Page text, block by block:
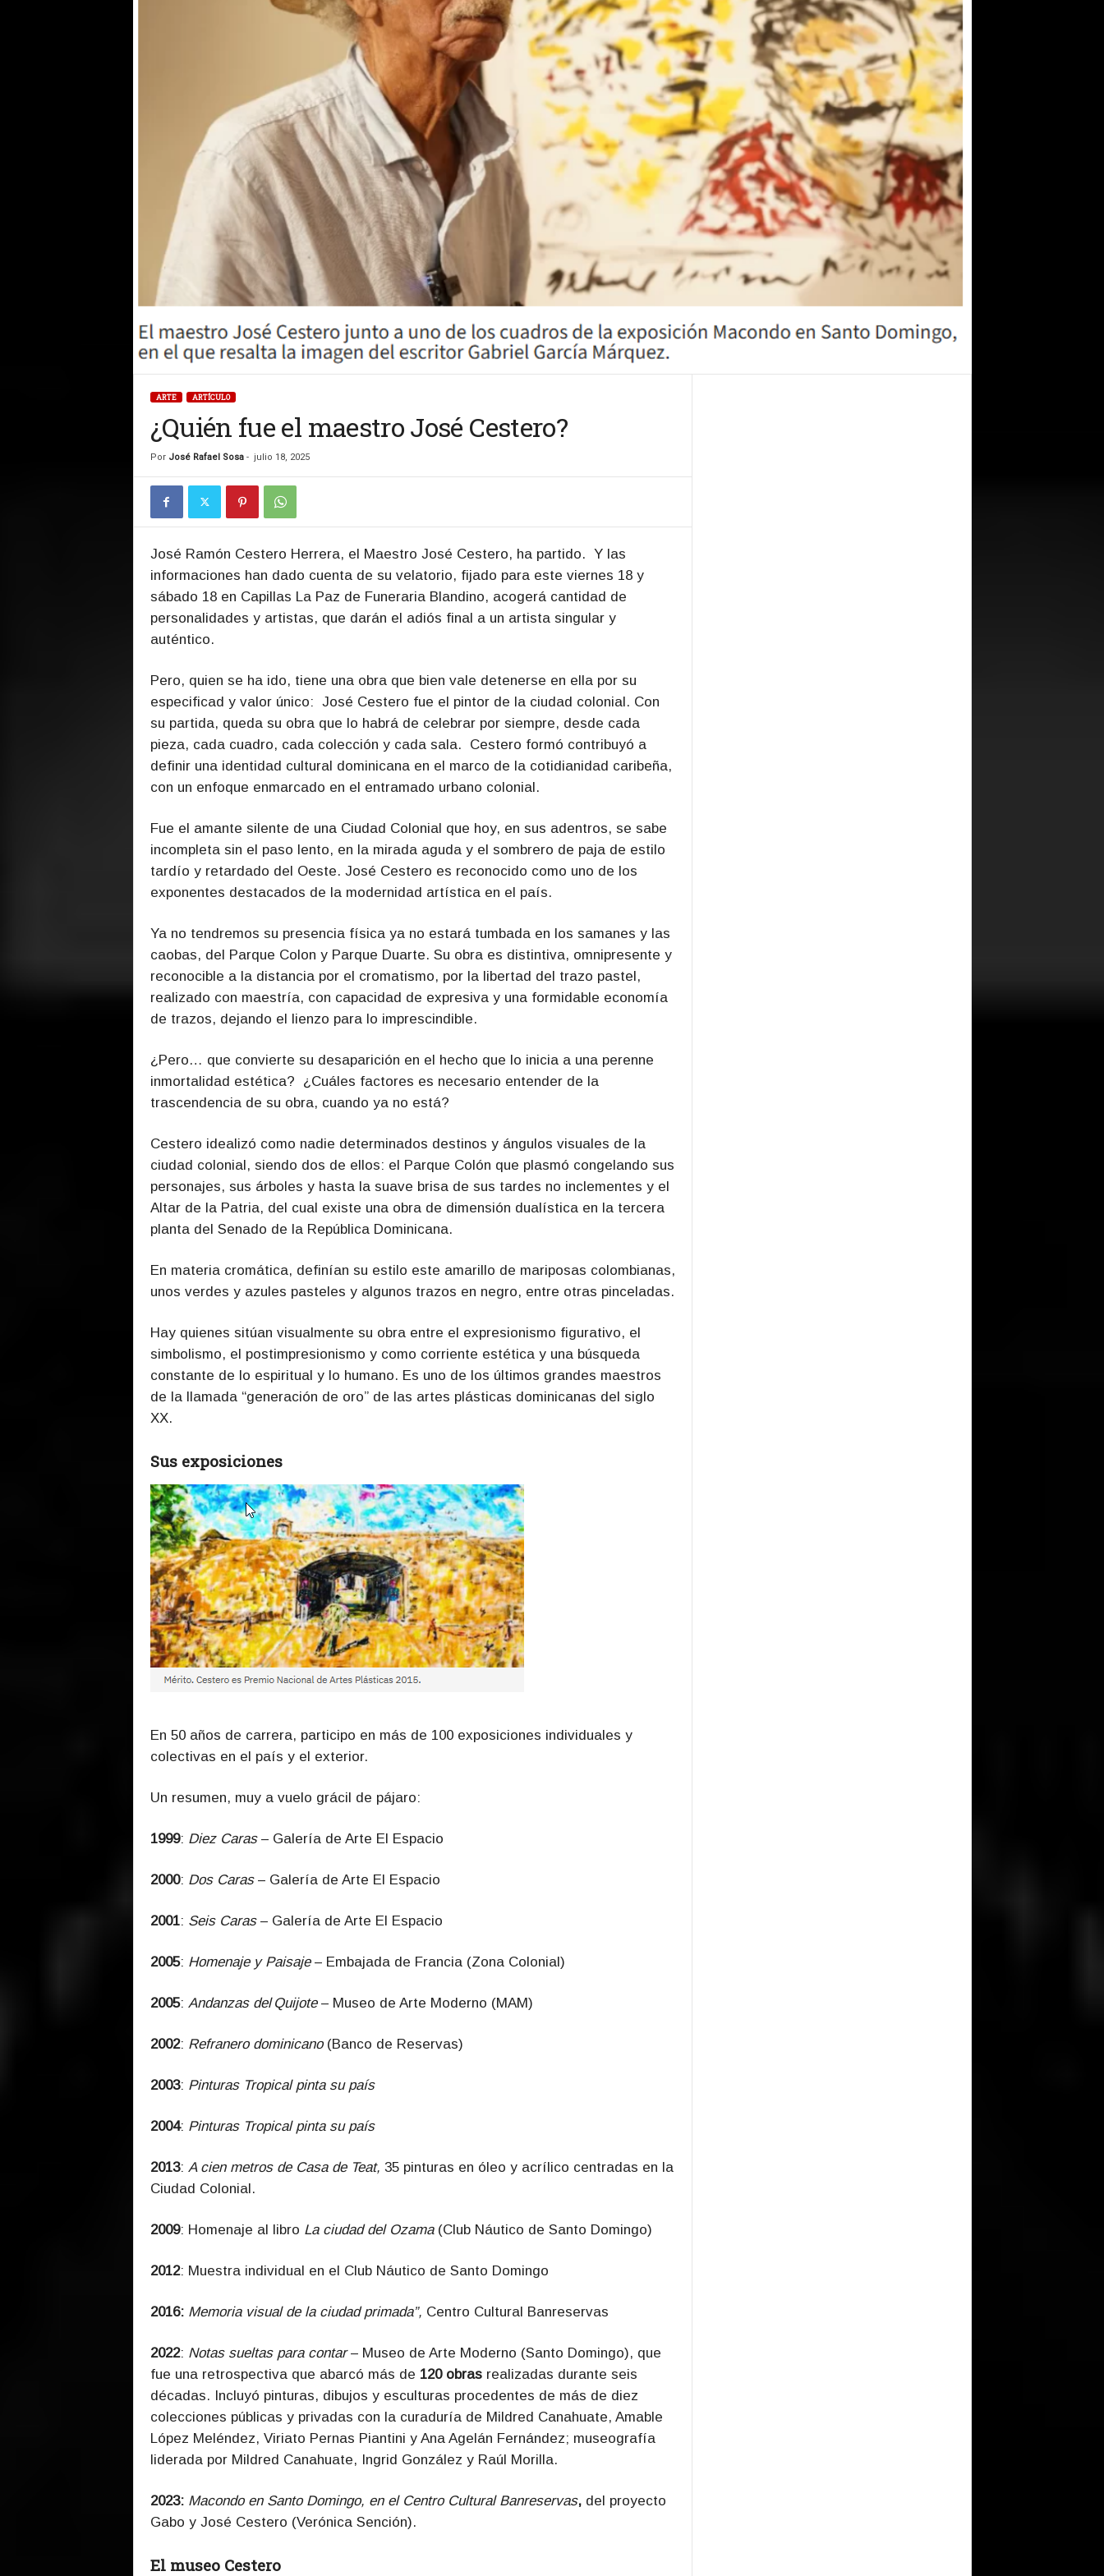
ARTE ARTÍCULO
¿Quién fue el maestro José Cestero?
Por José Rafael Sosa- julio 18, 2025
José Ramón Cestero Herrera, el Maestro José Cestero, ha partido. Y las
informaciones han dado cuenta de su velatorio, fijado para este viernes 18 y
sábado 18 en Capillas La Paz de Funeraria Blandino, acogerá cantidad de
personalidades y artistas, que darán el adiós final a un artista singular y
auténtico.
Pero, quien se ha ido, tiene una obra que bien vale detenerse en ella por su
especificad y valor único: José Cestero fue el pintor de la ciudad colonial. Con
su partida, queda su obra que lo habrá de celebrar por siempre, desde cada
pieza, cada cuadro, cada colección y cada sala. Cestero formó contribuyó a
definir una identidad cultural dominicana en el marco de la cotidianidad caribeña,
con un enfoque enmarcado en el entramado urbano colonial.
Fue el amante silente de una Ciudad Colonial que hoy, en sus adentros, se sabe
incompleta sin el paso lento, en la mirada aguda y el sombrero de paja de estilo
tardío y retardado del Oeste. José Cestero es reconocido como uno de los
exponentes destacados de la modernidad artística en el país.
Ya no tendremos su presencia física ya no estará tumbada en los samanes y las
caobas, del Parque Colon y Parque Duarte. Su obra es distintiva, omnipresente y
reconocible a la distancia por el cromatismo, por la libertad del trazo pastel,
realizado con maestría, con capacidad de expresiva y una formidable economía
de trazos, dejando el lienzo para lo imprescindible.
¿Pero… que convierte su desaparición en el hecho que lo inicia a una perenne
inmortalidad estética?
¿Cuáles factores es necesario entender de la
trascendencia de su obra, cuando ya no está?
Cestero idealizó como nadie determinados destinos y ángulos visuales de la
ciudad colonial, siendo dos de ellos: el Parque Colón que plasmó congelando sus
personajes, sus árboles y hasta la suave brisa de sus tardes no inclementes y el
Altar de la Patria, del cual existe una obra de dimensión dualística en la tercera
planta del Senado de la República Dominicana.
En materia cromática, definían su estilo este amarillo de mariposas colombianas,
unos verdes y azules pasteles y algunos trazos en negro, entre otras pinceladas.
Hay quienes sitúan visualmente su obra entre el expresionismo figurativo, el
simbolismo, el postimpresionismo y como corriente estética y una búsqueda
constante de lo espiritual y lo humano. Es uno de los últimos grandes maestros
de la llamada “generación de oro” de las artes plásticas dominicanas del siglo
XX.
Sus exposiciones
En 50 años de carrera, participo en más de 100 exposiciones individuales y
colectivas en el país y el exterior.
Un resumen, muy a vuelo grácil de pájaro:
1999: Diez Caras– Galería de Arte El Espacio
2000: Dos Caras– Galería de Arte El Espacio
2001: Seis Caras– Galería de Arte El Espacio
2005: Homenaje y Paisaje– Embajada de Francia (Zona Colonial)
2005: Andanzas del Quijote– Museo de Arte Moderno (MAM)
2002: Refranero dominicano(Banco de Reservas)
2003: Pinturas Tropical pinta su país
2004: Pinturas Tropical pinta su país
2013: A cien metros de Casa de Teat, 35 pinturas en óleo y acrílico centradas en la
Ciudad Colonial.
2009: Homenaje al libro La ciudad del Ozama(Club Náutico de Santo Domingo)
2012: Muestra individual en el Club Náutico de Santo Domingo
2016: Memoria visual de la ciudad primada”, Centro Cultural Banreservas
2022: Notas sueltas para contar– Museo de Arte Moderno (Santo Domingo), que
fue una retrospectiva que abarcó más de 120 obrasrealizadas durante seis
décadas. Incluyó pinturas, dibujos y esculturas procedentes de más de diez
colecciones públicas y privadas con la curaduría de Mildred Canahuate, Amable
López Meléndez, Viriato Pernas Piantini y Ana Agelán Fernández; museografía
liderada por Mildred Canahuate, Ingrid González y Raúl Morilla.
2023: Macondo en Santo Domingo, en el Centro Cultural Banreservas, del proyecto
Gabo y José Cestero (Verónica Sención).
El museo Cestero